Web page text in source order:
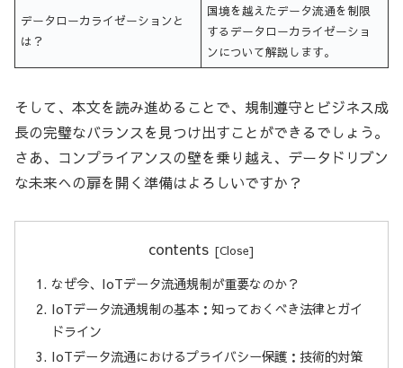
データローカライゼーションと
は？
国境を越えたデータ流通を制限
するデータローカライゼーショ
ンについて解説します。
そして、本文を読み進めることで、規制遵守とビジネス成
長の完璧なバランスを見つけ出すことができるでしょう。
さあ、コンプライアンスの壁を乗り越え、データドリブン
な未来への扉を開く準備はよろしいですか？
contents
なぜ今、IoTデータ流通規制が重要なのか？
IoTデータ流通規制の基本：知っておくべき法律とガイ
ドライン
IoTデータ流通におけるプライバシー保護：技術的対策